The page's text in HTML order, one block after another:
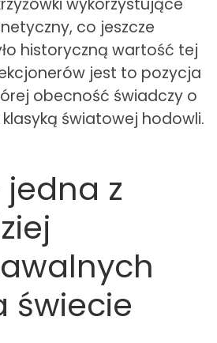
wykorzystujące
co jeszcze
historyczną wartość tej
jest to pozycja
obecność świadczy o
światowej hodowli.
z
świecie